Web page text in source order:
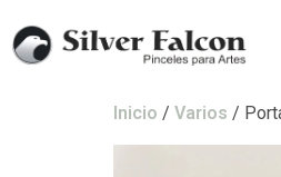
Inicio / Varios /